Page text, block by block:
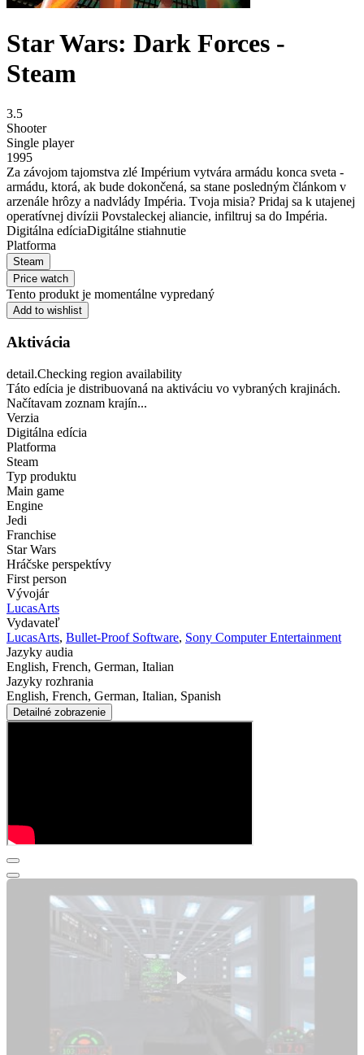
Star Wars: Dark Forces -
Steam
3.5
Shooter
Single player
1995
Za závojom tajomstva zlé Impérium vytvára armádu konca sveta -
armádu, ktorá, ak bude dokončená, sa stane posledným článkom v
arzenále hrôzy a nadvlády Impéria. Tvoja misia? Pridaj sa k utajenej
operatívnej divízii Povstaleckej aliancie, infiltruj sa do Impéria.
Digitálna edíciaDigitálne stiahnutie
Platforma
Steam
Price watch
Tento produkt je momentálne vypredaný
Add to wishlist
Aktivácia
detail.Checking region availability
Táto edícia je distribuovaná na aktiváciu vo vybraných krajinách.
Načítavam zoznam krajín...
Verzia
Digitálna edícia
Platforma
Steam
Typ produktu
Main game
Engine
Jedi
Franchise
Star Wars
Hráčske perspektívy
First person
Vývojár
LucasArts
Vydavateľ
LucasArts, Bullet-Proof Software, Sony Computer Entertainment
Jazyky audia
English, French, German, Italian
Jazyky rozhrania
English, French, German, Italian, Spanish
Detailné zobrazenie